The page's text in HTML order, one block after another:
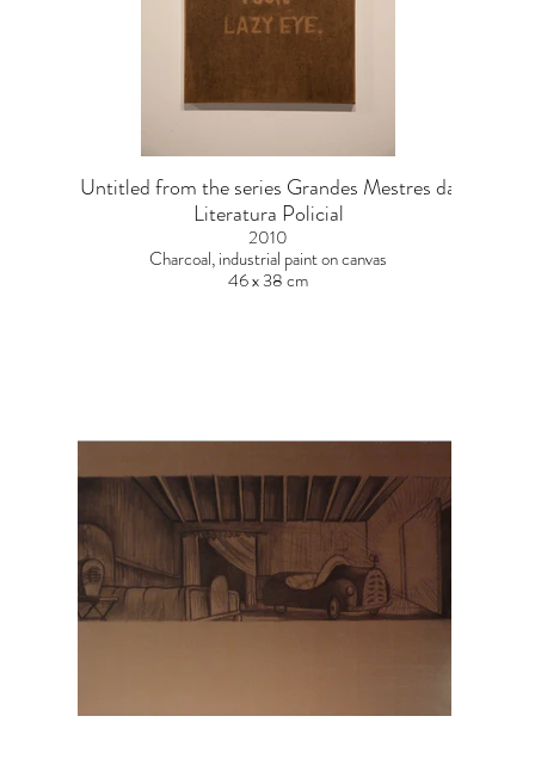
Untitled from the series Grandes Mestres da
Literatura Policial
2010
Charcoal, industrial paint on canvas
46 x 38 cm